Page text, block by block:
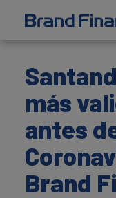
más
antes
Brand